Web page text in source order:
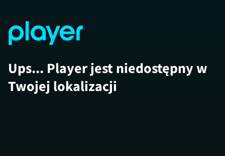
Ups... Player jest niedostępny w
Twojej lokalizacji